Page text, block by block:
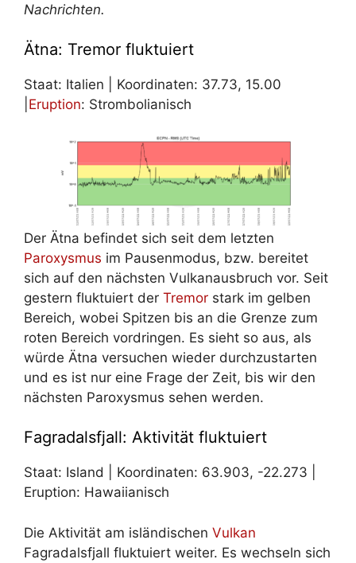
Nachrichten.
Ätna: Tremor fluktuiert
Staat: Italien | Koordinaten: 37.73, 15.00
Eruption: Strombolianisch
Der Ätna befindet sich seit dem letzten
Paroxysmus im Pausenmodus, bzw. bereitet
sich auf den nächsten Vulkanausbruch vor. Seit
gestern fluktuiert der Tremor stark im gelben
Bereich, wobei Spitzen bis an die Grenze zum
roten Bereich vordringen. Es sieht so aus, als
würde Ätna versuchen wieder durchzustarten
und es ist nur eine Frage der Zeit, bis wir den
nächsten Paroxysmus sehen werden.
Fagradalsfjall: Aktivität fluktuiert
Staat: Island | Koordinaten: 63.903, -22.273 |
Eruption: Hawaiianisch
Die Aktivität am isländischen Vulkan
Fagradalsfjall fluktuiert weiter. Es wechseln sich